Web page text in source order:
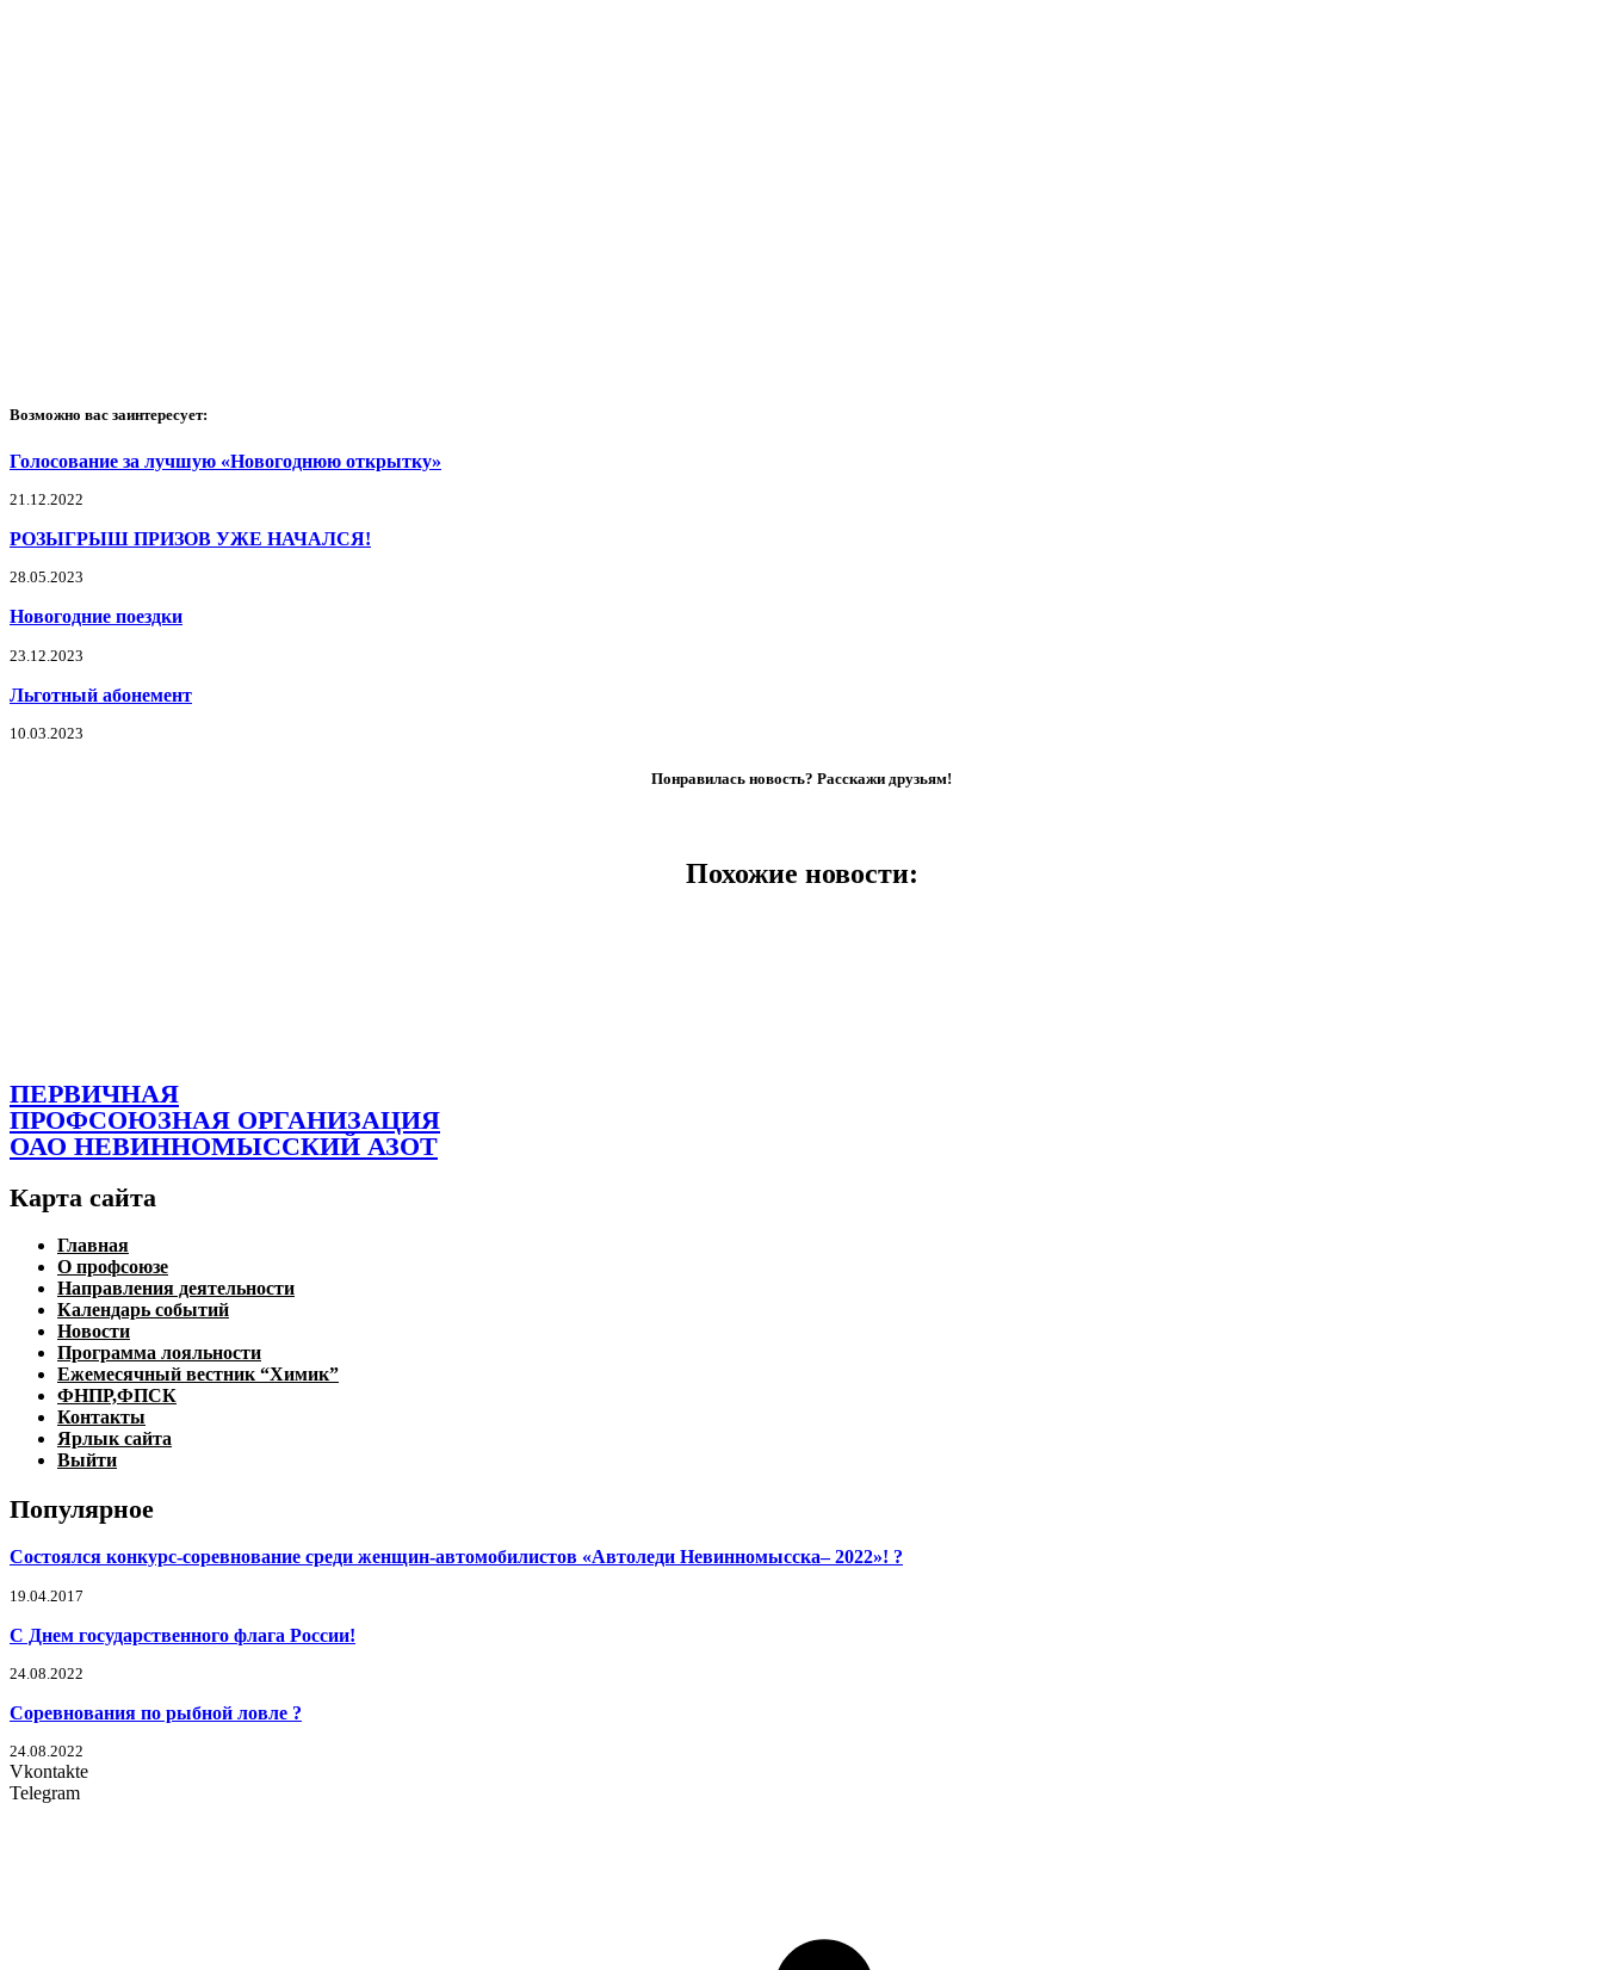
Возможно вас заинтересует:
Голосование за лучшую «Новогоднюю открытку»
21.12.2022
РОЗЫГРЫШ ПРИЗОВ УЖЕ НАЧАЛСЯ!
28.05.2023
Новогодние поездки
23.12.2023
Льготный абонемент
10.03.2023
Понравилась новость? Расскажи друзьям!
Похожие новости:
ПЕРВИЧНАЯ
ПРОФСОЮЗНАЯ ОРГАНИЗАЦИЯ
ОАО НЕВИННОМЫССКИЙ АЗОТ
Карта сайта
Главная
О профсоюзе
Направления деятельности
Календарь событий
Новости
Программа лояльности
Ежемесячный вестник “Химик”
ФНПР,ФПСК
Контакты
Ярлык сайта
Выйти
Популярное
Состоялся конкурс-соревнование среди женщин-автомобилистов «Автоледи Невинномысска– 2022»! ?
19.04.2017
С Днем государственного флага России!
24.08.2022
Соревнования по рыбной ловле ?
24.08.2022
Vkontakte
Telegram